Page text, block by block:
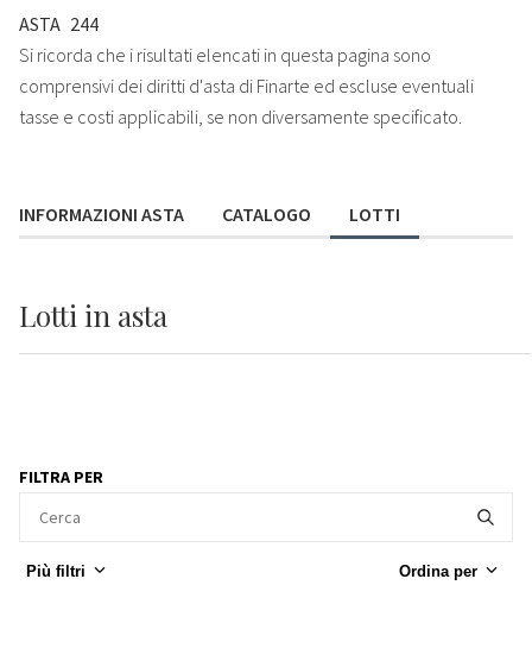
ASTA 244
Si ricorda che i risultati elencati in questa pagina sono
comprensivi dei diritti d'asta di Finarte ed escluse eventuali
tasse e costi applicabili, se non diversamente specificato.
INFORMAZIONI ASTA CATALOGO LOTTI
Lotti in asta
FILTRA PER
Più filtri Ordina per